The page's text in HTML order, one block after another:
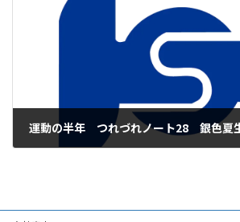
運動の半年 つれづれノート28 銀色夏